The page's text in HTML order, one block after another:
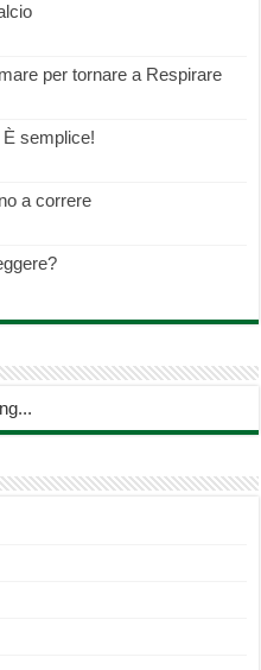
per tornare a Respirare
semplice!
a correre